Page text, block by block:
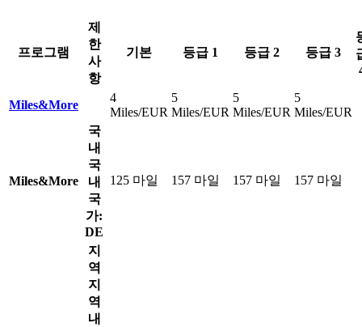
프로그램
제
한
사
항
기본 등급 1 등급 2 등급 3
Miles&More
4
Miles/EUR
5
Miles/EUR
5
Miles/EUR
5
Miles/EUR
Miles&More
국
내
국
내
국
가:
DE
125 마일 157 마일 157 마일 157 마일
지
역
지
역
내